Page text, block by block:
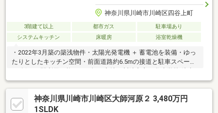
神奈川県川崎市川崎区四谷上町
3階建て以上 都市ガス
駐車場あり
システムキッチン
床暖房 浴室乾燥機
・2022年3月築の築浅物件・太陽光発電機 ＋ 蓄電池を装備・ゆっ
たりとしたキッチン空間・前面道路約6.5mの接道と駐車スペース
10分（約800m）・川崎市立南大師中学校 徒歩8分（約600m）・
コストコホールセール 川崎倉庫店 徒歩12分（約900m）
神奈川県川崎市川崎区大師河原２ 3,480万円
1SLDK